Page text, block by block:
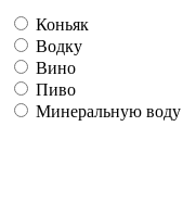
Коньяк
Водку
Вино
Пиво
Минеральную воду